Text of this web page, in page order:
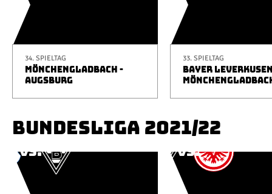
34. SPIELTAG
MÖNCHENGLADBACH -
AUGSBURG
33. SPIELTAG
BAYER
BUNDESLIGA 2021/22